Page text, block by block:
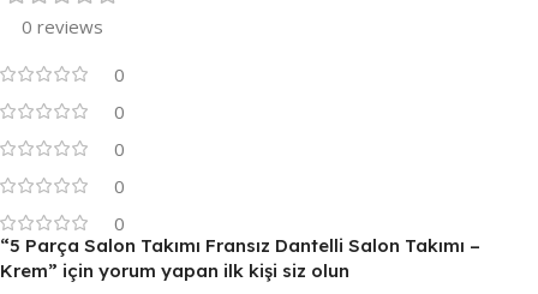
0 reviews
0
0
0
0
0
“5 Parça Salon Takımı Fransız Dantelli Salon Takımı –
Krem” için yorum yapan ilk kişi siz olun